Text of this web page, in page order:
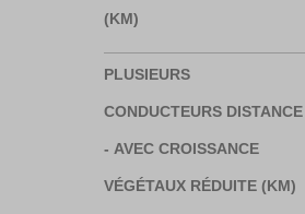
(KM)
PLUSIEURS
CONDUCTEURS DISTANCE
- AVEC CROISSANCE
VÉGÉTAUX RÉDUITE (KM)